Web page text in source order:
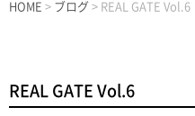
HOME > ブログ > REAL GATE Vol.6
REAL GATE Vol.6